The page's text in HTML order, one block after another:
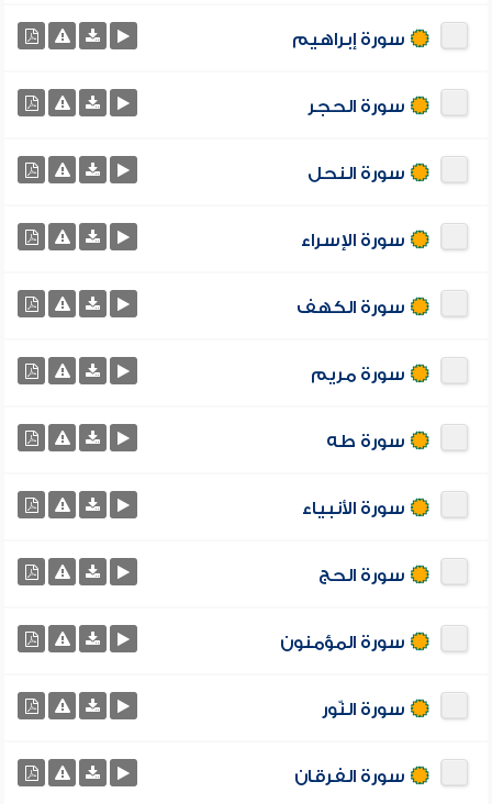
سورة إبراهيم
سورة الحجر
سورة النحل
سورة الإسراء
سورة الكهف
سورة مريم
سورة طه
سورة الأنبياء
سورة الحج
سورة المؤمنون
سورة النّور
سورة الفرقان